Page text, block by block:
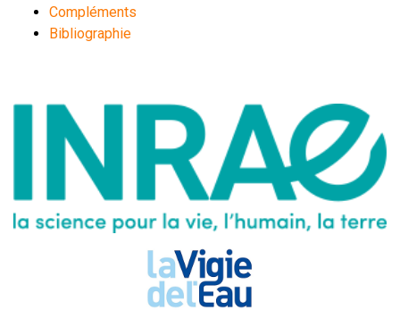
Compléments
Bibliographie